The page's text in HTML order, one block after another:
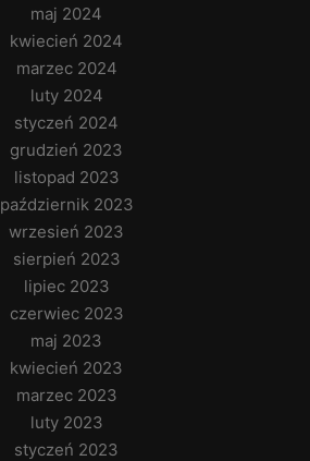
maj 2024
kwiecień 2024
marzec 2024
luty 2024
styczeń 2024
grudzień 2023
listopad 2023
październik 2023
wrzesień 2023
sierpień 2023
lipiec 2023
czerwiec 2023
maj 2023
kwiecień 2023
marzec 2023
luty 2023
styczeń 2023